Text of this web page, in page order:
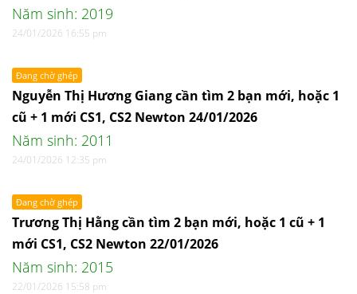
Năm sinh: 2019
24/01/2026 16:55 pm
Đang chờ ghép
Nguyễn Thị Hương Giang cần tìm 2 bạn mới, hoặc 1
cũ + 1 mới CS1, CS2 Newton 24/01/2026
Năm sinh: 2011
24/01/2026 12:35 pm
Đang chờ ghép
Trương Thị Hằng cần tìm 2 bạn mới, hoặc 1 cũ + 1
mới CS1, CS2 Newton 22/01/2026
Năm sinh: 2015
22/01/2026 15:58 pm